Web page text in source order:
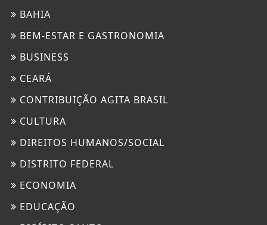
BAHIA
BEM-ESTAR E GASTRONOMIA
BUSINESS
CEARÁ
CONTRIBUIÇÃO AGITA BRASIL
CULTURA
DIREITOS HUMANOS/SOCIAL
DISTRITO FEDERAL
ECONOMIA
EDUCAÇÃO